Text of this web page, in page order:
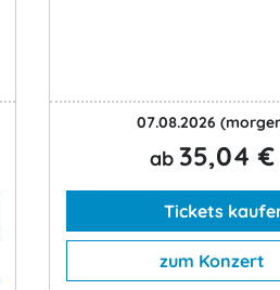
07.08.2026
ab 35,04 €
Tickets
zum Konzert